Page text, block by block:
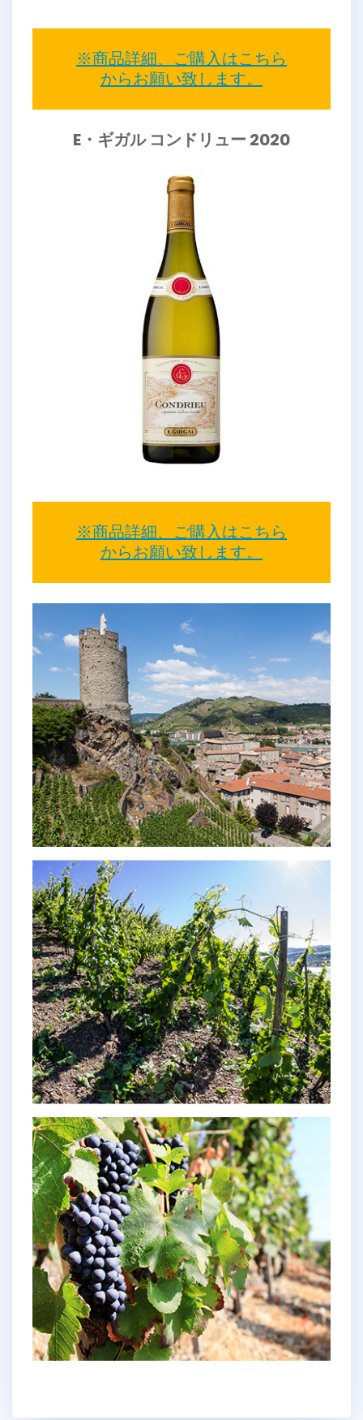
※商品詳細、ご購入はこちら
からお願い致します。
E・ギガル コンドリュー 2020
※商品詳細、ご購入はこちら
からお願い致します。